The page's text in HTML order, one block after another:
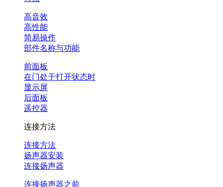
高音效
高性能
简易操作
部件名称与功能
前面板
在门处于打开状态时
显示屏
后面板
遥控器
连接方法
连接方法
扬声器安装
连接扬声器
连接扬声器之前